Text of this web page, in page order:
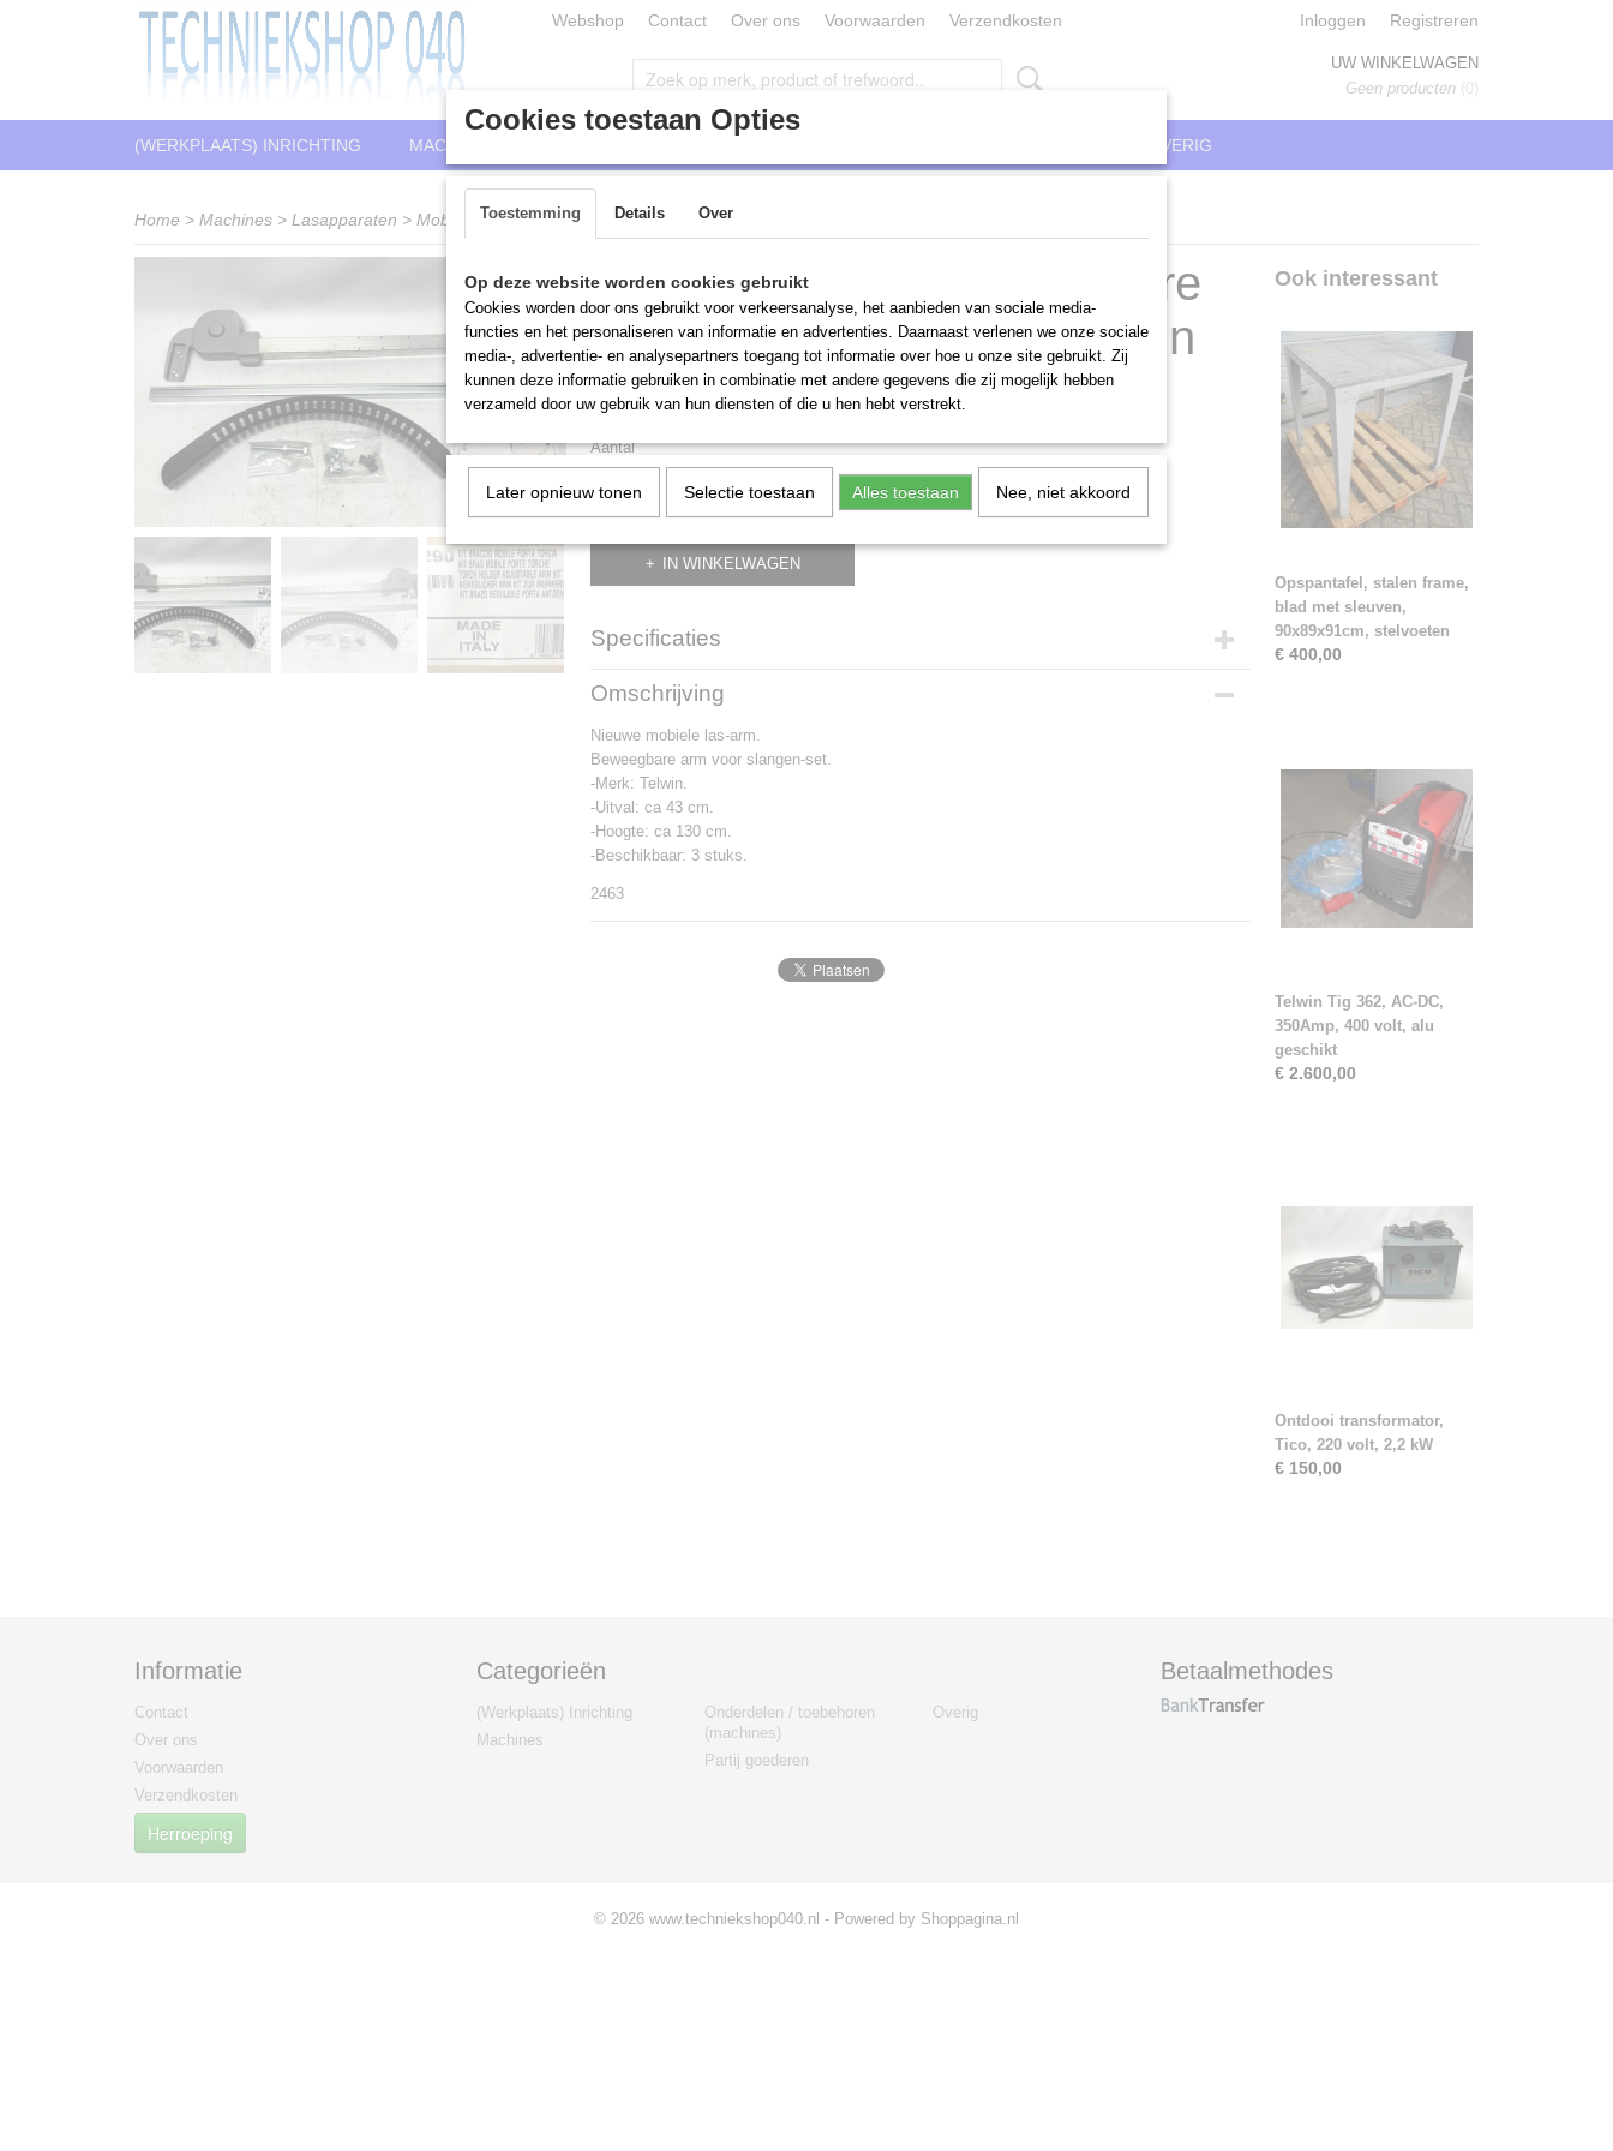
Webshop Contact Over ons Voorwaarden Verzendkosten Inloggen Registreren
UW WINKELWAGEN
Geen producten (0)
(WERKPLAATS) INRICHTING MACHINES OVERIG
Home > Machines > Lasapparaten > Mobiele lasarm, beweegbare arm voor slangen-set, Telwin
Mobiele lasarm, beweegbare
arm voor slangen-set, Telwin
€ 50,00 (inclusief btw 21%)
Aantal
IN WINKELWAGEN
Specificaties
Productcode
Omschrijving
Nieuwe mobiele las-arm.
Beweegbare arm voor slangen-set.
-Merk: Telwin.
-Uitval: ca 43 cm.
-Hoogte: ca 130 cm.
-Beschikbaar: 3 stuks.
2463
Ook interessant
Opspantafel, stalen frame,
blad met sleuven,
90x89x91cm, stelvoeten
€ 400,00
Telwin Tig 362, AC-DC,
350Amp, 400 volt, alu
geschikt
€ 2.600,00
Ontdooi transformator,
Tico, 220 volt, 2,2 kW
€ 150,00
Informatie
Contact
Over ons
Voorwaarden
Verzendkosten
Herroeping
Categorieën
(Werkplaats) Inrichting
Machines
Onderdelen / toebehoren
(machines)
Partij goederen
Overig
Betaalmethodes
© 2026 www.techniekshop040.nl - Powered by Shoppagina.nl
Cookies toestaan Opties
Toestemming Details Over
Op deze website worden cookies gebruikt
Cookies worden door ons gebruikt voor verkeersanalyse, het aanbieden van sociale media-
functies en het personaliseren van informatie en advertenties. Daarnaast verlenen we onze sociale
media-, advertentie- en analysepartners toegang tot informatie over hoe u onze site gebruikt. Zij
kunnen deze informatie gebruiken in combinatie met andere gegevens die zij mogelijk hebben
verzameld door uw gebruik van hun diensten of die u hen hebt verstrekt.
Later opnieuw tonen Selectie toestaan Alles toestaan Nee, niet akkoord